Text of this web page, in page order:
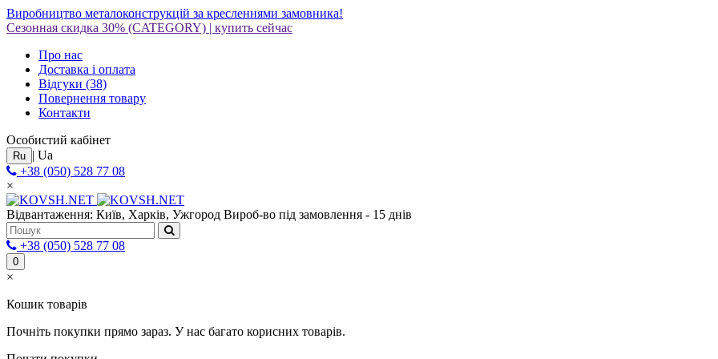
Виробництво металоконструкцій за кресленнями замовника!
Сезонная скидка 30% (CATEGORY) | купить сейчас
Про нас
Доставка і оплата
Відгуки (38)
Повернення товару
Контакти
Особистий кабінет
Ru | Ua
+38 (050) 528 77 08
×
Відвантаження: Київ, Харків, Ужгород Вироб-во під замовлення - 15 днів
+38 (050) 528 77 08
0
×
Кошик товарів
Почніть покупки прямо зараз. У нас багато корисних товарів.